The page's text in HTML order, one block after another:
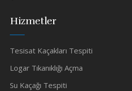
Hizmetler
Tesisat Kaçakları Tespiti
Logar Tıkanıklığı Açma
Su Kaçağı Tespiti